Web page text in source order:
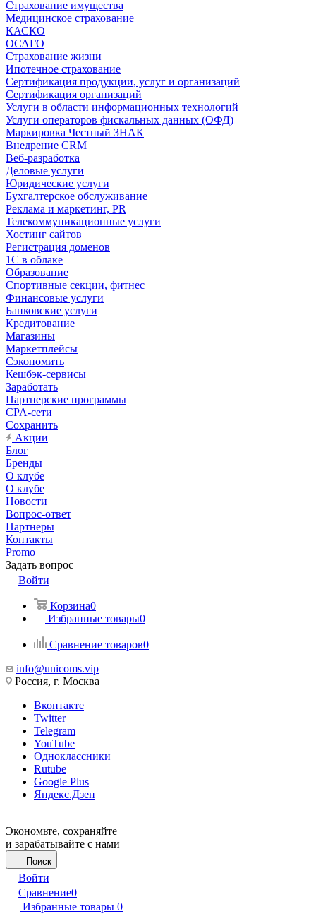
Страхование имущества
Медицинское страхование
КАСКО
ОСАГО
Страхование жизни
Ипотечное страхование
Сертификация продукции, услуг и организаций
Сертификация организаций
Услуги в области информационных технологий
Услуги операторов фискальных данных (ОФД)
Маркировка Честный ЗНАК
Внедрение CRM
Веб-разработка
Деловые услуги
Юридические услуги
Бухгалтерское обслуживание
Реклама и маркетинг, PR
Телекоммуникационные услуги
Хостинг сайтов
Регистрация доменов
1С в облаке
Образование
Спортивные секции, фитнес
Финансовые услуги
Банковские услуги
Кредитование
Магазины
Маркетплейсы
Сэкономить
Кешбэк-сервисы
Заработать
Партнерские программы
CPA-сети
Сохранить
Акции
Блог
Бренды
О клубе
О клубе
Новости
Вопрос-ответ
Партнеры
Контакты
Promo
Задать вопрос
Войти
Корзина0
Избранные товары0
Сравнение товаров0
info@unicoms.vip
Россия, г. Москва
Вконтакте
Twitter
Telegram
YouTube
Одноклассники
Rutube
Google Plus
Яндекс.Дзен
Экономьте, сохраняйте
и зарабатывайте с нами
Поиск
Войти
Сравнение0
Избранные товары 0